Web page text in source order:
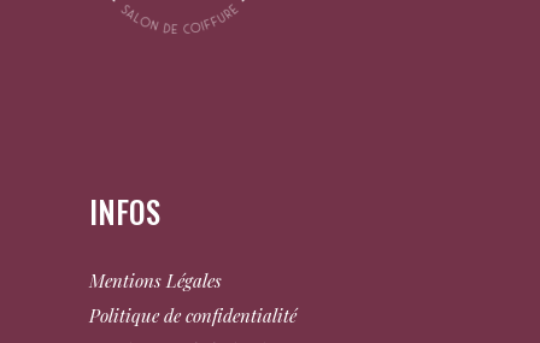
INFOS
Mentions Légales
Politique de confidentialité